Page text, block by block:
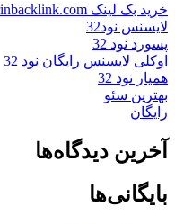
خرید بک لینک behtarinbacklink.com
لایسنس نود32
پسورد نود 32
اوکلی لایسنس رایگان نود 32
همیار نود 32
بهترین سئو
رایگان
آخرین دیدگاه‌ها
بایگانی‌ها